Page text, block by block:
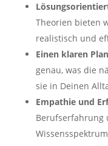
Theorien bieten
realistisch und
Einen klaren
genau, was die
sie in Deinen
Empathie und
Berufserfahrung